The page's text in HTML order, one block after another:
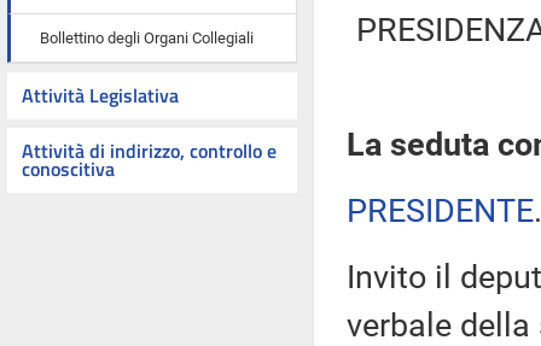
Bollettino degli Organi Collegiali
Attività Legislativa
Attività di indirizzo, controllo e
conoscitiva
La seduta
PRESIDENTE
Invito il
verbale della